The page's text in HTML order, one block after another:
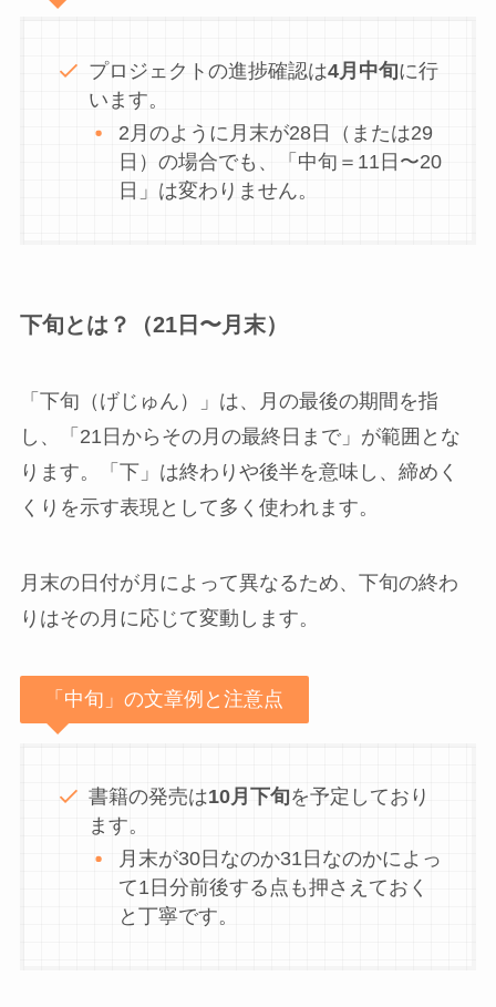
プロジェクトの進捗確認は4月中旬に行
います。
2月のように月末が28日（または29
日）の場合でも、「中旬＝11日〜20
日」は変わりません。
下旬とは？（21日〜月末）
「下旬（げじゅん）」は、月の最後の期間を指
し、「21日からその月の最終日まで」が範囲とな
ります。「下」は終わりや後半を意味し、締めく
くりを示す表現として多く使われます。
月末の日付が月によって異なるため、下旬の終わ
りはその月に応じて変動します。
「中旬」の文章例と注意点
書籍の発売は10月下旬を予定しており
ます。
月末が30日なのか31日なのかによっ
て1日分前後する点も押さえておく
と丁寧です。